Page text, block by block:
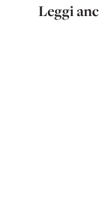
Leggi